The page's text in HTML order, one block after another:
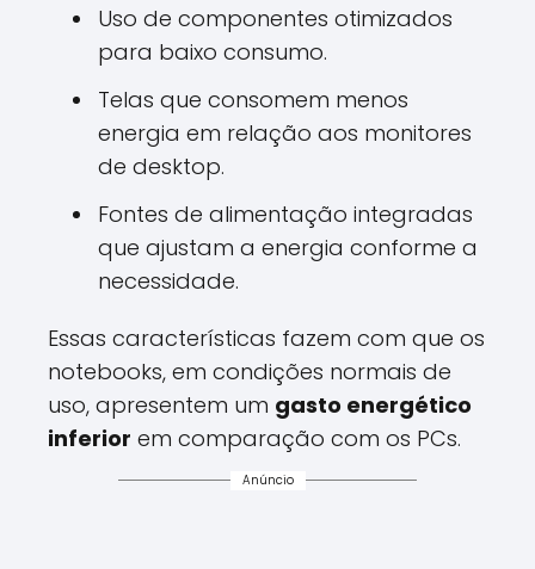
Uso de componentes otimizados
para baixo consumo.
Telas que consomem menos
energia em relação aos monitores
de desktop.
Fontes de alimentação integradas
que ajustam a energia conforme a
necessidade.
Essas características fazem com que os
notebooks, em condições normais de
uso, apresentem um gasto energético
inferior em comparação com os PCs.
Anúncio